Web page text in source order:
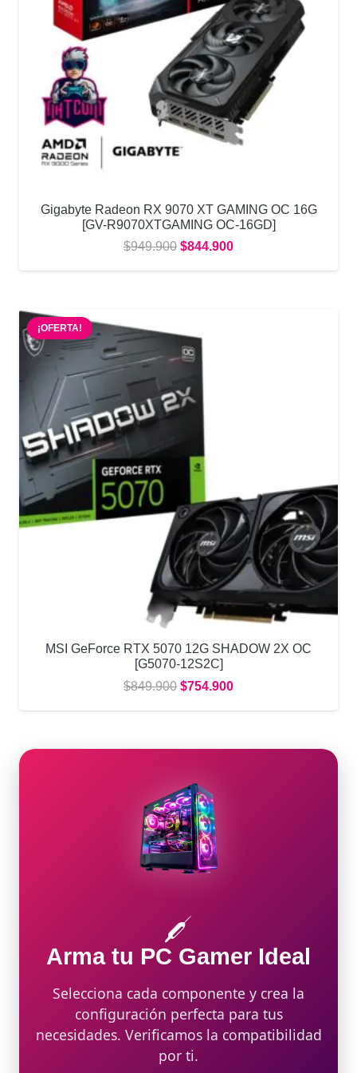
Gigabyte Radeon RX 9070 XT GAMING OC 16G
[GV-R9070XTGAMING OC-16GD]
$949.900 El
precio
$949.900.
$844.900El
precio
¡OFERTA!
MSI GeForce RTX 5070 12G SHADOW 2X OC
[G5070-12S2C]
$849.900 El
precio
era:
$754.900El
precio
es:
Arma tu PC Gamer Ideal
Selecciona cada componente y crea la
configuración perfecta para tus
necesidades. Verificamos la compatibilidad
por ti.